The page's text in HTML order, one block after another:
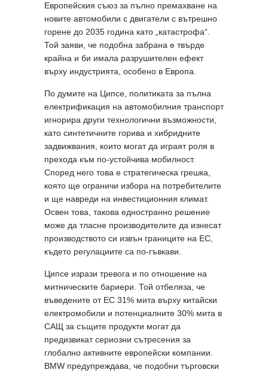
Европейския съюз за пълно премахване на
новите автомобили с двигатели с вътрешно
горене до 2035 година като „катастрофа“.
Той заяви, че подобна забрана е твърде
крайна и би имала разрушителен ефект
върху индустрията, особено в Европа.
По думите на Ципсе, политиката за пълна
електрификация на автомобилния транспорт
игнорира други технологични възможности,
като синтетичните горива и хибридните
задвижвания, които могат да играят роля в
прехода към по-устойчива мобилност.
Според него това е стратегическа грешка,
която ще ограничи избора на потребителите
и ще навреди на инвестиционния климат.
Освен това, такова едностранно решение
може да тласне производителите да изнесат
производството си извън границите на ЕС,
където регулациите са по-гъвкави.
Ципсе изрази тревога и по отношение на
митническите бариери. Той отбеляза, че
въведените от ЕС 31% мита върху китайски
електромобили и потенциалните 30% мита в
САЩ за същите продукти могат да
предизвикат сериозни сътресения за
глобално активните европейски компании.
BMW предупреждава, че подобни търговски